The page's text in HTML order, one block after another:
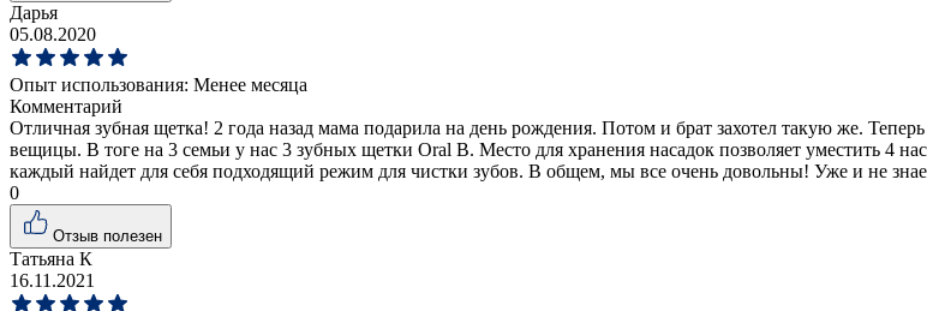
Дарья
05.08.2020
Опыт использования: Менее месяца
Комментарий
Отличная зубная щетка! 2 года назад мама подарила на день рождения. Потом и брат захотел такую же.
вещицы. В тоге на 3 семьи у нас 3 зубных щетки Oral B. Место для хранения насадок позволяет уместить 4
каждый найдет для себя подходящий режим для чистки зубов. В общем, мы все очень довольны! Уже и не
0
Отзыв полезен
Татьяна К
16.11.2021